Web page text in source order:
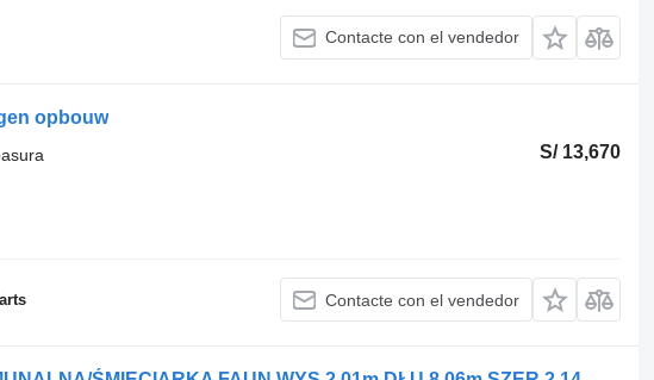
Contacte con el vendedor
opbouw
S/ 13,670
Contacte con el vendedor